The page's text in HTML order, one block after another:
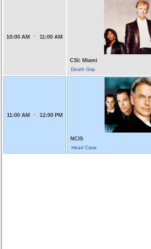
10:00 AM - 11:00 AM
CSI: Miami
Death Grip
11:00 AM - 12:00 PM
NCIS
Head Case